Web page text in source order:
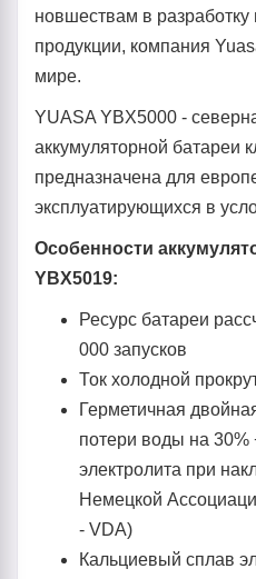
новшествам в разработку
продукции, компания
мире.
YUASA YBX5000 -
аккумуляторной батареи
предназначена для
эксплуатирующихся в
Особенности
YBX5019:
Ресурс батареи
000 запусков
Ток холодной
Герметичная
потери воды на 30%
электролита при
Немецкой
- VDA)
Кальциевый сплав